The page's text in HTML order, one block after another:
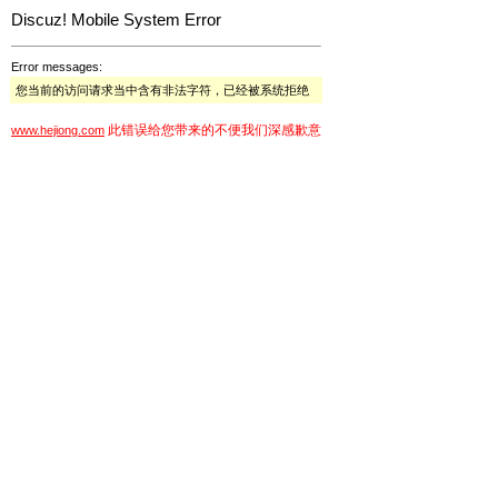
Discuz! Mobile System Error
Error messages:
您当前的访问请求当中含有非法字符，已经被系统拒绝
www.hejiong.com 此错误给您带来的不便我们深感歉意